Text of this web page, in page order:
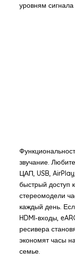
уровням сигнала
звучание.
ЦАП, USB,
быстрый доступ
стереомодели
каждый день.
HDMI‑входы,
ресивера
экономят часы
семье.